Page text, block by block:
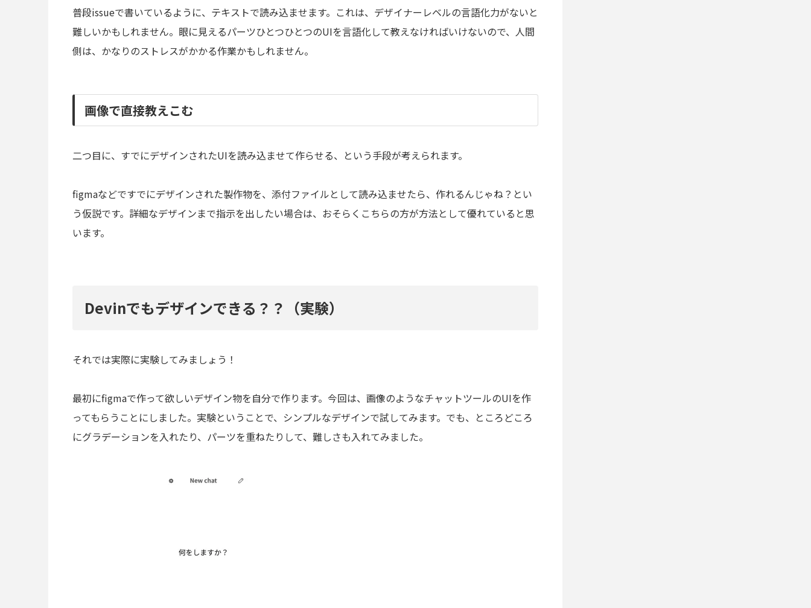
普段issueで書いているように、テキストで読み込ませます。これは、デザイナーレベルの言語化力がないと
難しいかもしれません。眼に見えるパーツひとつひとつのUIを言語化して教えなければいけないので、人間
側は、かなりのストレスがかかる作業かもしれません。
画像で直接教えこむ
二つ目に、すでにデザインされたUIを読み込ませて作らせる、という手段が考えられます。
figmaなどですでにデザインされた製作物を、添付ファイルとして読み込ませたら、作れるんじゃね？とい
う仮説です。詳細なデザインまで指示を出したい場合は、おそらくこちらの方が方法として優れていると思
います。
Devinでもデザインできる？？（実験）
それでは実際に実験してみましょう！
最初にfigmaで作って欲しいデザイン物を自分で作ります。今回は、画像のようなチャットツールのUIを作
ってもらうことにしました。実験ということで、シンプルなデザインで試してみます。でも、ところどころ
にグラデーションを入れたり、パーツを重ねたりして、難しさも入れてみました。